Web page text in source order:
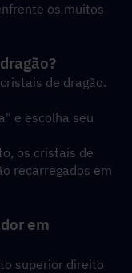
os muitos
de dragão.
e escolha seu
os cristais de
recarregados em
em
superior direito